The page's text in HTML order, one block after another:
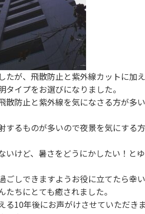
が、 飛散防止と紫外線カットに加え
タイプをお選びになりました。
散防止と紫外線を気になさる方が多い
するものが多いので夜景を気にする
いけど、暑さをどうにかしたい！ と
ごしできますようお役に立てたら幸い
たちにとても癒されました。
る10年後にお声がけさせていただきま